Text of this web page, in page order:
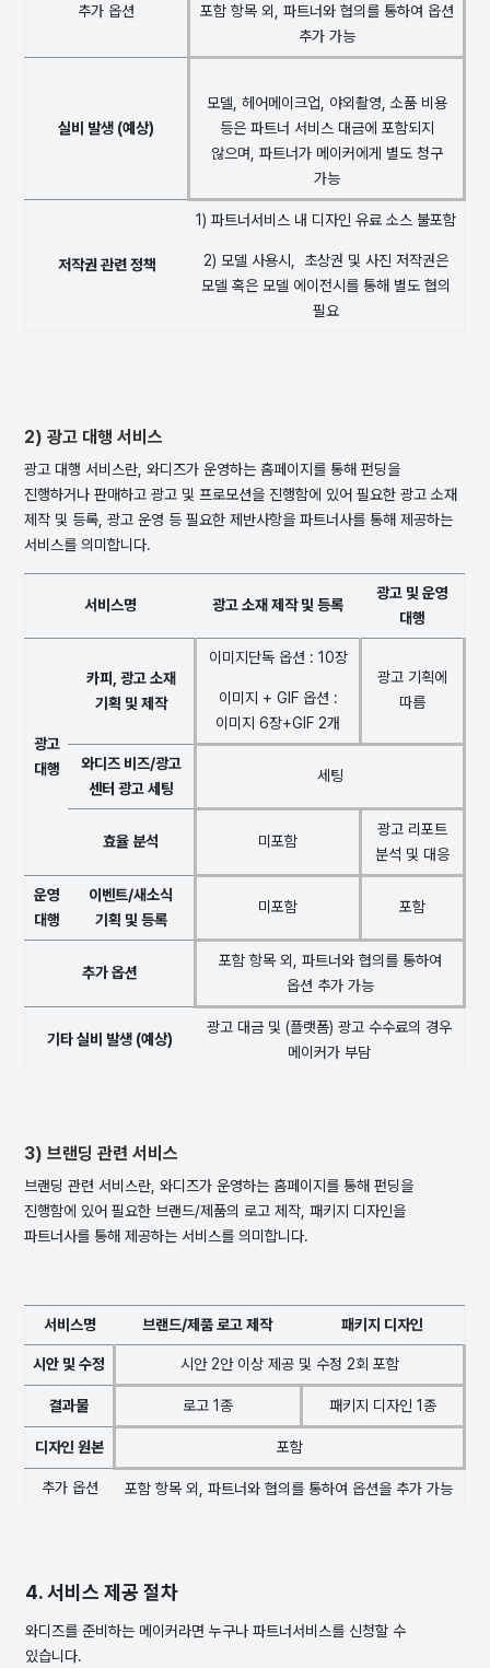
추가 옵션
포함 항목 외, 파트너와 협의를 통하여 옵션
추가 가능
실비 발생 (예상)
모델, 헤어메이크업, 야외촬영, 소품 비용
등은 파트너 서비스 대금에 포함되지
않으며, 파트너가 메이커에게 별도 청구
가능
저작권 관련 정책
1) 파트너서비스 내 디자인 유료 소스 불포함
2) 모델 사용시, 초상권 및 사진 저작권은
모델 혹은 모델 에이전시를 통해 별도 협의
필요
2) 광고 대행 서비스
광고 대행 서비스란, 와디즈가 운영하는 홈페이지를 통해 펀딩을
진행하거나 판매하고 광고 및 프로모션을 진행함에 있어 필요한 광고 소재
제작 및 등록, 광고 운영 등 필요한 제반사항을 파트너사를 통해 제공하는
서비스를 의미합니다.
서비스명 광고 소재 제작 및 등록
광고 및 운영
대행
광고
대행
카피, 광고 소재
기획 및 제작
이미지단독 옵션 : 10장
이미지 + GIF 옵션 :
이미지 6장+GIF 2개
광고 기획에
따름
와디즈 비즈/광고
센터 광고 세팅
세팅
효율 분석 미포함
광고 리포트
분석 및 대응
운영
대행
이벤트/새소식
기획 및 등록
미포함 포함
추가 옵션
포함 항목 외, 파트너와 협의를 통하여
옵션 추가 가능
기타 실비 발생 (예상)
광고 대금 및 (플랫폼) 광고 수수료의 경우
메이커가 부담
3) 브랜딩 관련 서비스
브랜딩 관련 서비스란, 와디즈가 운영하는 홈페이지를 통해 펀딩을
진행함에 있어 필요한 브랜드/제품의 로고 제작, 패키지 디자인을
파트너사를 통해 제공하는 서비스를 의미합니다.
서비스명 브랜드/제품 로고 제작 패키지 디자인
시안 및 수정 시안 2안 이상 제공 및 수정 2회 포함
결과물 로고 1종 패키지 디자인 1종
디자인 원본 포함
추가 옵션 포함 항목 외, 파트너와 협의를 통하여 옵션을 추가 가능
4. 서비스 제공 절차
와디즈를 준비하는 메이커라면 누구나 파트너서비스를 신청할 수
있습니다.